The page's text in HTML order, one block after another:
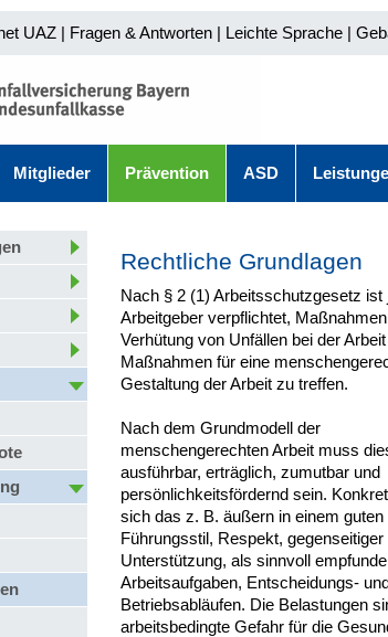
UAZ | Fragen & Antworten | Leichte Sprache |
Mitglieder Prävention ASD
Rechtliche Grundlagen
Nach § 2 (1) Arbeitsschutzgesetz ist
Arbeitgeber verpflichtet,
Verhütung von Unfällen bei der
Maßnahmen für eine
Gestaltung der Arbeit zu treffen.
Nach dem Grundmodell der
menschengerechten Arbeit muss
ausführbar, erträglich, zumutbar und
persönlichkeitsfördernd sein.
sich das z. B. äußern in einem guten
Führungsstil, Respekt, gegenseitiger
Unterstützung, als sinnvoll
Arbeitsaufgaben, Entscheidungs-
Betriebsabläufen. Die Belastungen
arbeitsbedingte Gefahr für die